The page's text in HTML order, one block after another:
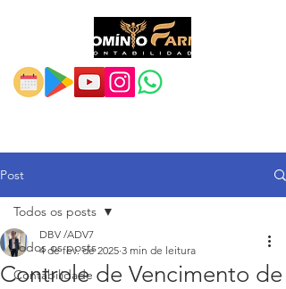
Post
Todos os posts
Contabilidade
Todos os posts
Controle de Vencimento de
DBV /ADV7
4 de fev. de 2025 3 min de leitura